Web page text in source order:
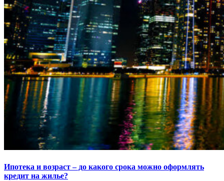
Ипотека и возраст – до какого срока можно оформлять
кредит на жилье?